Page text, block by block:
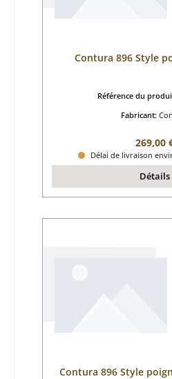
Contura 896 Style
Référence du
Fabricant:
Prix
269,00
Délai de livraison
Détails
Contura 896 Style